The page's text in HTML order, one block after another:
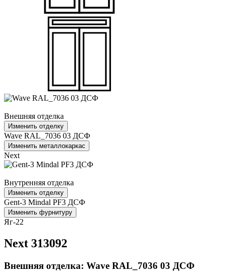
Внешняя отделка
Изменить отделку
Wave RAL_7036 03 ДСФ
Изменить металлокаркас
Next
Внутренняя отделка
Изменить отделку
Gent-3 Mindal PF3 ДСФ
Изменить фурнитуру
Яг-22
Next 313092
Внешняя отделка: Wave RAL_7036 03 ДСФ